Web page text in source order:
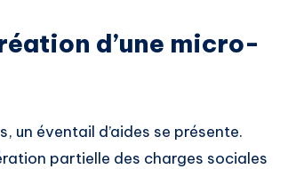
d’une micro-
un éventail d’aides se présente.
partielle des charges sociales